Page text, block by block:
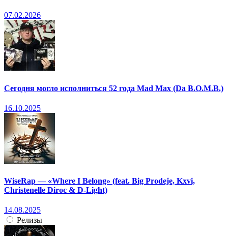
07.02.2026
Сегодня могло исполниться 52 года Mad Max (Da B.O.M.B.)
16.10.2025
WiseRap — «Where I Belong» (feat. Big Prodeje, Kxvi,
Christenelle Diroc & D-Light)
14.08.2025
Релизы